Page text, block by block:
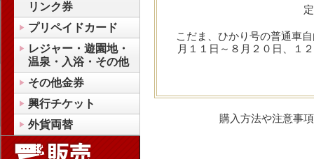
リンク券
プリペイドカード
レジャー・遊園地・
温泉・入浴・その他
その他金券
興行チケット
外貨両替
こだま、ひかり号の普通車
月１１日～８月２０日、１
購入方法や注意事